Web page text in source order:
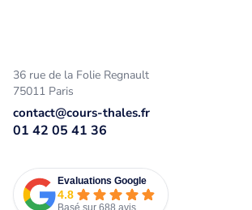
36 rue de la Folie Regnault
75011 Paris
contact@cours-thales.fr
01 42 05 41 36
Evaluations Google
4.8
Basé sur 688 avis